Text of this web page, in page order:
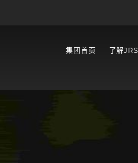
集团首页 了解JRS